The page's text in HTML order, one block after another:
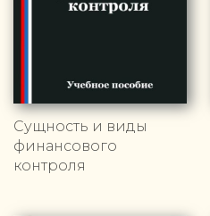
Сущность и виды
финансового
контроля